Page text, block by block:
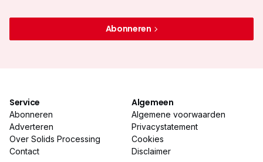
Abonneren
Service
Abonneren
Adverteren
Over Solids Processing
Contact
Algemeen
Algemene voorwaarden
Privacystatement
Cookies
Disclaimer